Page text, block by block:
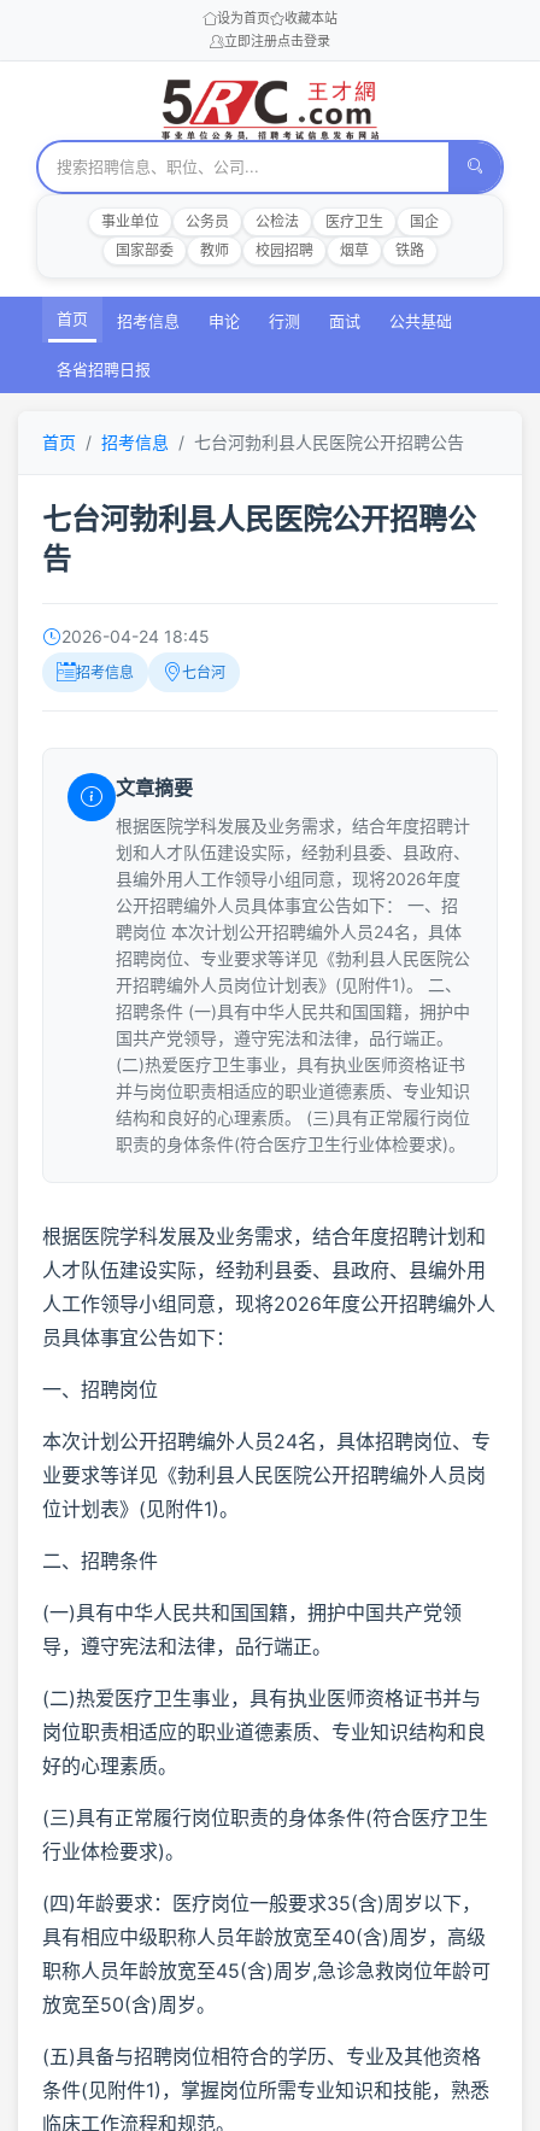
设为首页
收藏本站
立即注册点击登录
事业单位 公务员 公检法 医疗卫生
国企
国家部委
教师 校园招聘 烟草 铁路
首页 招考信息 申论 行测 面试 公共基础
各省招聘日报
首页 招考信息 七台河勃利县人民医院公开招聘公告
七台河勃利县人民医院公开招聘公
告
2026-04-24 18:45
招考信息 七台河
文章摘要
根据医院学科发展及业务需求，结合年度招聘计
划和人才队伍建设实际，经勃利县委、县政府、
县编外用人工作领导小组同意，现将2026年度
公开招聘编外人员具体事宜公告如下： 一、招
聘岗位 本次计划公开招聘编外人员24名，具体
招聘岗位、专业要求等详见《勃利县人民医院公
开招聘编外人员岗位计划表》(见附件1)。 二、
招聘条件 (一)具有中华人民共和国国籍，拥护中
国共产党领导，遵守宪法和法律，品行端正。
(二)热爱医疗卫生事业，具有执业医师资格证书
并与岗位职责相适应的职业道德素质、专业知识
结构和良好的心理素质。 (三)具有正常履行岗位
职责的身体条件(符合医疗卫生行业体检要求)。
根据医院学科发展及业务需求，结合年度招聘计划和
人才队伍建设实际，经勃利县委、县政府、县编外用
人工作领导小组同意，现将2026年度公开招聘编外人
员具体事宜公告如下：
一、招聘岗位
本次计划公开招聘编外人员24名，具体招聘岗位、专
业要求等详见《勃利县人民医院公开招聘编外人员岗
位计划表》(见附件1)。
二、招聘条件
(一)具有中华人民共和国国籍，拥护中国共产党领
导，遵守宪法和法律，品行端正。
(二)热爱医疗卫生事业，具有执业医师资格证书并与
岗位职责相适应的职业道德素质、专业知识结构和良
好的心理素质。
(三)具有正常履行岗位职责的身体条件(符合医疗卫生
行业体检要求)。
(四)年龄要求：医疗岗位一般要求35(含)周岁以下，
具有相应中级职称人员年龄放宽至40(含)周岁，高级
职称人员年龄放宽至45(含)周岁,急诊急救岗位年龄可
放宽至50(含)周岁。
(五)具备与招聘岗位相符合的学历、专业及其他资格
条件(见附件1)，掌握岗位所需专业知识和技能，熟悉
临床工作流程和规范。